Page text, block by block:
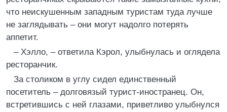
что неискушенным западным туристам туда лучше
не заглядывать – они могут надолго потерять
аппетит.
– Хэлло, – ответила Кэрол, улыбнулась и оглядела
ресторанчик.
За столиком в углу сидел единственный
посетитель – долговязый турист-иностранец. Он,
встретившись с ней глазами, приветливо улыбнулся